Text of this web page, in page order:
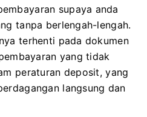
supaya anda
tanpa berlengah-lengah.
terhenti pada dokumen
yang tidak
peraturan deposit, yang
langsung dan